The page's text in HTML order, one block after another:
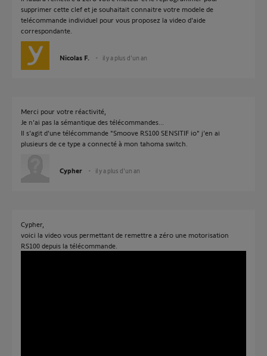
supprimer cette clef et je souhaitait connaitre votre modele de
telécommande individuel pour vous proposez la video d'aide
correspondante.
Nicolas F. il y a plus d'un an
Merci pour votre réactivité,
Je n'ai pas la sémantique des télécommandes...
Il s'agit d'une télécommande "Smoove RS100 SENSITIF io" j'en ai
plusieurs de ce type a connecté à mon tahoma switch.
Cypher il y a plus d'un an
Cypher,
voici la video vous permettant de remettre a zéro une motorisation
RS100 depuis la télécommande.